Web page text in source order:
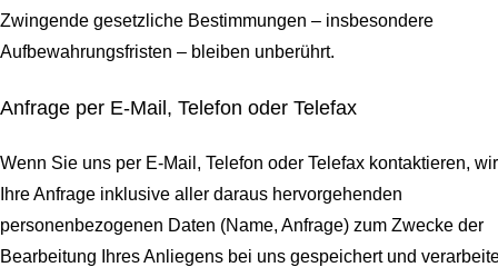
Zwingende gesetzliche Bestimmungen – insbesondere
Aufbewahrungsfristen – bleiben unberührt.
Anfrage per E-Mail, Telefon oder Telefax
Wenn Sie uns per E-Mail, Telefon oder Telefax kontaktieren,
Ihre Anfrage inklusive aller daraus hervorgehenden
personenbezogenen Daten (Name, Anfrage) zum Zwecke der
Bearbeitung Ihres Anliegens bei uns gespeichert und